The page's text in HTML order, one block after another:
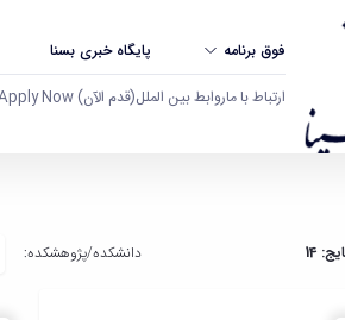
فوق برنامه پایگاه خبری بسنا
ارتباط با ماروابط بین الملل(قدم الآن) Apply Now
14 دانشکده‌/پژوهشکده‌: